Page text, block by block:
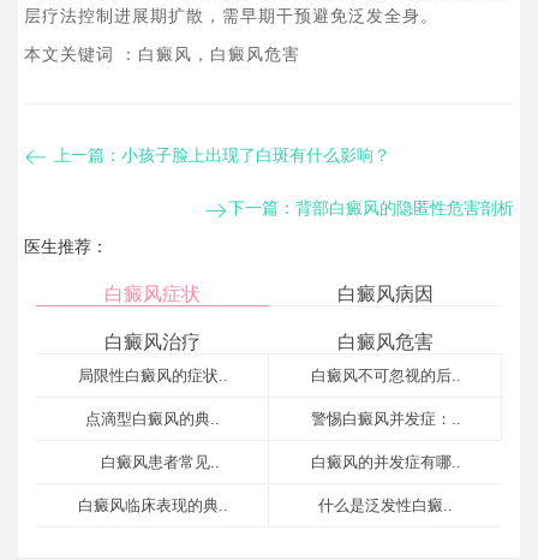
层疗法控制进展期扩散，需早期干预避免泛发全身。
本文关键词 ：白癜风，白癜风危害
上一篇： 小孩子脸上出现了白斑有什么影响？
下一篇： ​背部白癜风的隐匿性危害剖析​
医生推荐：
白癜风症状 白癜风病因
白癜风治疗 白癜风危害
局限性白癜风的症状..
​点滴型白癜风的典..
白癜风不可忽视的后..
警惕白癜风并发症：..
​白癜风患者常见..
白癜风临床表现的典..
白癜风的并发症有哪..
​什么是泛发性白癜..